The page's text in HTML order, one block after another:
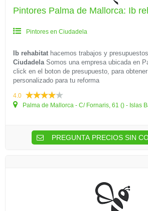
Pintores Palma de Mallorca: Ib
Pintores en Ciudadela
Ib rehabitat hacemos trabajos y
CiudadelaSomos una empresa ubicada en
click en el boton de presupuesto, para
personalizado para tu reforma
4.0
Palma de Mallorca - C/ Fornaris, 61 () - Islas
PREGUNTA PRECIOS SIN